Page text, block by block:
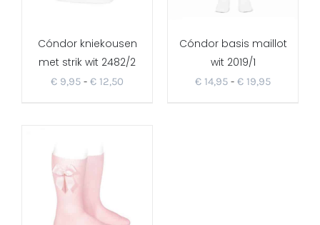
Cóndor kniekousen
met strik wit 2482/2
€ 9,95 - € 12,50
Cóndor basis maillot
wit 2019/1
€ 14,95 - € 19,95